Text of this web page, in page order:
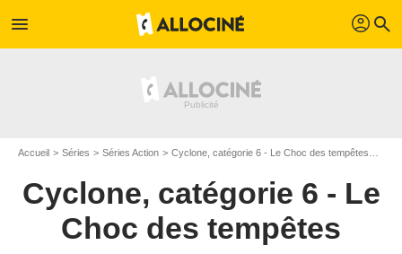
menu profil search
Accueil Séries Séries Action Cyclone, catégorie 6 - Le Choc des tempêtes
Cyclone, catégorie 6 - Le
Choc des tempêtes